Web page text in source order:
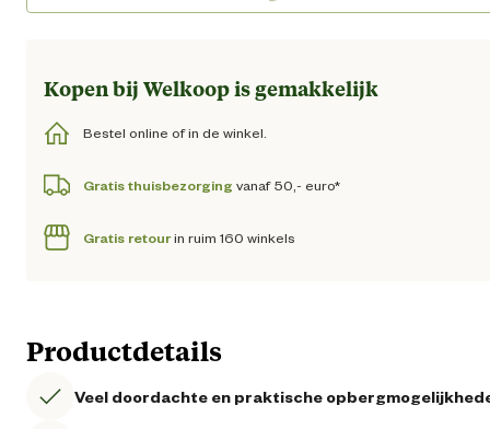
Kopen bij Welkoop is gemakkelijk
Bestel online of in de winkel.
Gratis thuisbezorging vanaf 50,- euro*
Gratis retourin ruim 160 winkels
Productdetails
Veel doordachte en praktische